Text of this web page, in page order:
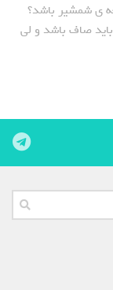
ی شمشیر باشد؟
صاف باشد و لی